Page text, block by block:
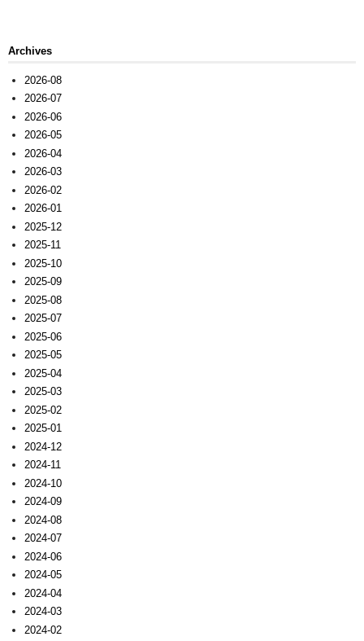
Archives
2026-08
2026-07
2026-06
2026-05
2026-04
2026-03
2026-02
2026-01
2025-12
2025-11
2025-10
2025-09
2025-08
2025-07
2025-06
2025-05
2025-04
2025-03
2025-02
2025-01
2024-12
2024-11
2024-10
2024-09
2024-08
2024-07
2024-06
2024-05
2024-04
2024-03
2024-02